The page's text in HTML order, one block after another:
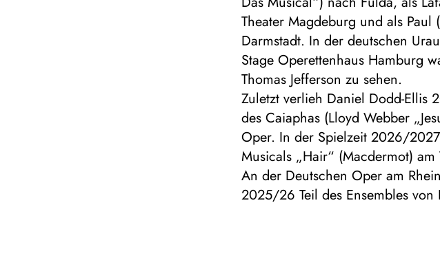
Theater Magdeburg und als Paul
Darmstadt. In der deutschen
Stage Operettenhaus Hamburg
Thomas Jefferson zu sehen.
Zuletzt verlieh Daniel Dodd-Ellis
des Caiaphas (Lloyd Webber
Oper. In der Spielzeit 2026/
Musicals „Hair“ (Macdermot)
An der Deutschen Oper am
2025/26 Teil des Ensembles von